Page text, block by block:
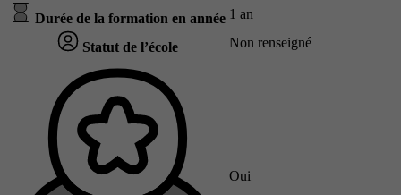
Durée de la formation en année 1 an
Statut de l’école Non renseigné
Oui